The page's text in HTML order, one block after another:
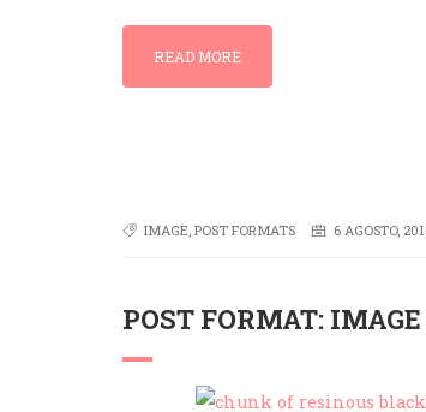
READ MORE
IMAGE POST FORMATS 6 AGOSTO,
POST FORMAT: